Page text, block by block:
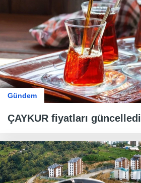
Gündem
ÇAYKUR fiyatları güncelledi